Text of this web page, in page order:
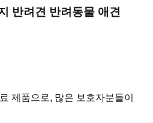
반려견 반려동물 애견
제품으로, 많은 보호자분들이